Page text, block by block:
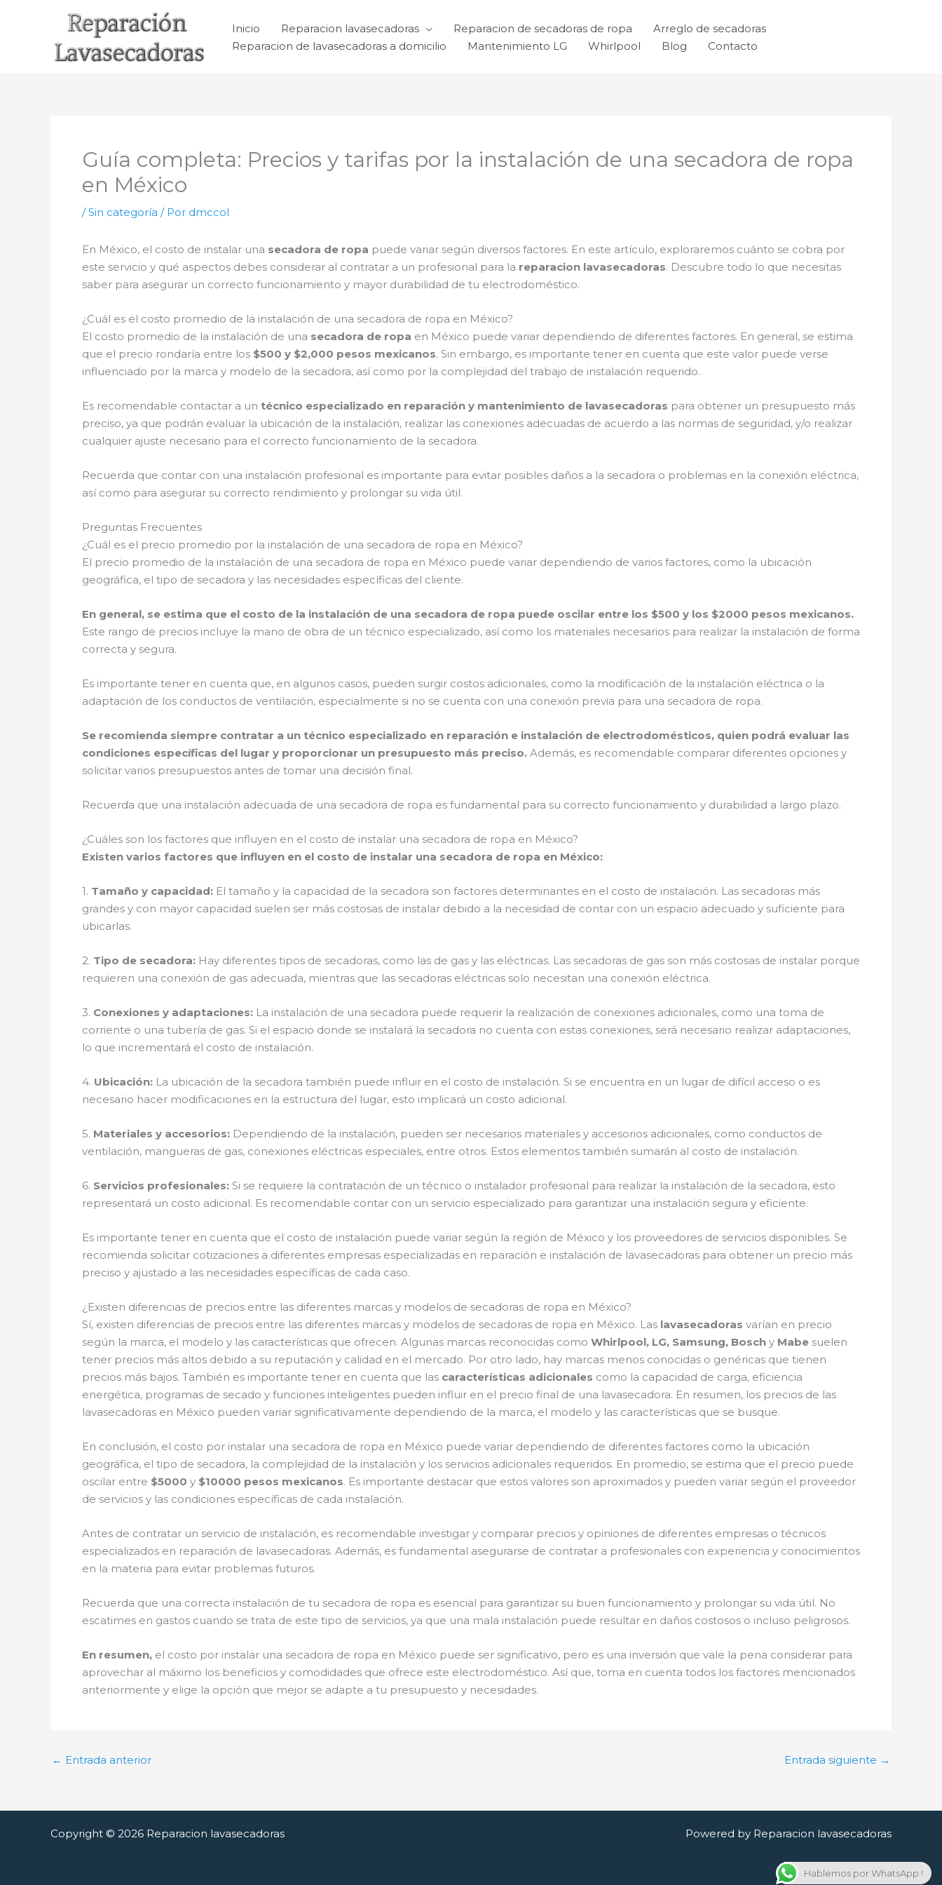
Inicio Reparacion lavasecadoras Reparacion de secadoras de ropa
Arreglo de secadoras
Reparacion de lavasecadoras a domicilio
Mantenimiento LG Whirlpool Blog Contacto
Guía completa: Precios y tarifas por la instalación de una secadora de ropa
en México
/Sin categoría / Por dmccol
En México, el costo de instalar una secadora de ropa puede variar según diversos factores. En este artículo, exploraremos cuánto se cobra por
este servicio y qué aspectos debes considerar al contratar a un profesional para la reparacion lavasecadoras. Descubre todo lo que necesitas
saber para asegurar un correcto funcionamiento y mayor durabilidad de tu electrodoméstico.
¿Cuál es el costo promedio de la instalación de una secadora de ropa en México?
El costo promedio de la instalación de una secadora de ropa en México puede variar dependiendo de diferentes factores. En general, se estima
que el precio rondaría entre los $500 y $2,000 pesos mexicanos. Sin embargo, es importante tener en cuenta que este valor puede verse
influenciado por la marca y modelo de la secadora, así como por la complejidad del trabajo de instalación requerido.
Es recomendable contactar a un técnico especializado en reparación y mantenimiento de lavasecadoras para obtener un presupuesto más
preciso, ya que podrán evaluar la ubicación de la instalación, realizar las conexiones adecuadas de acuerdo a las normas de seguridad, y/o realizar
cualquier ajuste necesario para el correcto funcionamiento de la secadora.
Recuerda que contar con una instalación profesional es importante para evitar posibles daños a la secadora o problemas en la conexión eléctrica,
así como para asegurar su correcto rendimiento y prolongar su vida útil.
Preguntas Frecuentes
¿Cuál es el precio promedio por la instalación de una secadora de ropa en México?
El precio promedio de la instalación de una secadora de ropa en México puede variar dependiendo de varios factores, como la ubicación
geográfica, el tipo de secadora y las necesidades específicas del cliente.
En general, se estima que el costo de la instalación de una secadora de ropa puede oscilar entre los $500 y los $2000 pesos mexicanos.
Este rango de precios incluye la mano de obra de un técnico especializado, así como los materiales necesarios para realizar la instalación de forma
correcta y segura.
Es importante tener en cuenta que, en algunos casos, pueden surgir costos adicionales, como la modificación de la instalación eléctrica o la
adaptación de los conductos de ventilación, especialmente si no se cuenta con una conexión previa para una secadora de ropa.
Se recomienda siempre contratar a un técnico especializado en reparación e instalación de electrodomésticos, quien podrá evaluar las
condiciones específicas del lugar y proporcionar un presupuesto más preciso. Además, es recomendable comparar diferentes opciones y
solicitar varios presupuestos antes de tomar una decisión final.
Recuerda que una instalación adecuada de una secadora de ropa es fundamental para su correcto funcionamiento y durabilidad a largo plazo.
¿Cuáles son los factores que influyen en el costo de instalar una secadora de ropa en México?
Existen varios factores que influyen en el costo de instalar una secadora de ropa en México:
1. Tamaño y capacidad: El tamaño y la capacidad de la secadora son factores determinantes en el costo de instalación. Las secadoras más
grandes y con mayor capacidad suelen ser más costosas de instalar debido a la necesidad de contar con un espacio adecuado y suficiente para
ubicarlas.
2. Tipo de secadora: Hay diferentes tipos de secadoras, como las de gas y las eléctricas. Las secadoras de gas son más costosas de instalar porque
requieren una conexión de gas adecuada, mientras que las secadoras eléctricas solo necesitan una conexión eléctrica.
3. Conexiones y adaptaciones: La instalación de una secadora puede requerir la realización de conexiones adicionales, como una toma de
corriente o una tubería de gas. Si el espacio donde se instalará la secadora no cuenta con estas conexiones, será necesario realizar adaptaciones,
lo que incrementará el costo de instalación.
4. Ubicación: La ubicación de la secadora también puede influir en el costo de instalación. Si se encuentra en un lugar de difícil acceso o es
necesario hacer modificaciones en la estructura del lugar, esto implicará un costo adicional.
5. Materiales y accesorios: Dependiendo de la instalación, pueden ser necesarios materiales y accesorios adicionales, como conductos de
ventilación, mangueras de gas, conexiones eléctricas especiales, entre otros. Estos elementos también sumarán al costo de instalación.
6. Servicios profesionales: Si se requiere la contratación de un técnico o instalador profesional para realizar la instalación de la secadora, esto
representará un costo adicional. Es recomendable contar con un servicio especializado para garantizar una instalación segura y eficiente.
Es importante tener en cuenta que el costo de instalación puede variar según la región de México y los proveedores de servicios disponibles. Se
recomienda solicitar cotizaciones a diferentes empresas especializadas en reparación e instalación de lavasecadoras para obtener un precio más
preciso y ajustado a las necesidades específicas de cada caso.
¿Existen diferencias de precios entre las diferentes marcas y modelos de secadoras de ropa en México?
Sí, existen diferencias de precios entre las diferentes marcas y modelos de secadoras de ropa en México. Las lavasecadoras varían en precio
según la marca, el modelo y las características que ofrecen. Algunas marcas reconocidas como Whirlpool, LG, Samsung, Bosch y Mabe suelen
tener precios más altos debido a su reputación y calidad en el mercado. Por otro lado, hay marcas menos conocidas o genéricas que tienen
precios más bajos. También es importante tener en cuenta que las características adicionales como la capacidad de carga, eficiencia
energética, programas de secado y funciones inteligentes pueden influir en el precio final de una lavasecadora. En resumen, los precios de las
lavasecadoras en México pueden variar significativamente dependiendo de la marca, el modelo y las características que se busque.
En conclusión, el costo por instalar una secadora de ropa en México puede variar dependiendo de diferentes factores como la ubicación
geográfica, el tipo de secadora, la complejidad de la instalación y los servicios adicionales requeridos. En promedio, se estima que el precio puede
oscilar entre $5000 y $10000 pesos mexicanos. Es importante destacar que estos valores son aproximados y pueden variar según el proveedor
de servicios y las condiciones específicas de cada instalación.
Antes de contratar un servicio de instalación, es recomendable investigar y comparar precios y opiniones de diferentes empresas o técnicos
especializados en reparación de lavasecadoras. Además, es fundamental asegurarse de contratar a profesionales con experiencia y conocimientos
en la materia para evitar problemas futuros.
Recuerda que una correcta instalación de tu secadora de ropa es esencial para garantizar su buen funcionamiento y prolongar su vida útil. No
escatimes en gastos cuando se trata de este tipo de servicios, ya que una mala instalación puede resultar en daños costosos o incluso peligrosos.
En resumen, el costo por instalar una secadora de ropa en México puede ser significativo, pero es una inversión que vale la pena considerar para
aprovechar al máximo los beneficios y comodidades que ofrece este electrodoméstico. Así que, toma en cuenta todos los factores mencionados
anteriormente y elige la opción que mejor se adapte a tu presupuesto y necesidades.
← Entrada anterior Entrada siguiente →
Copyright © 2026 Reparacion lavasecadoras Powered by Reparacion lavasecadoras
Hablemos por WhatsApp !